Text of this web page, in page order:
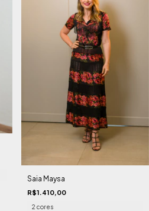
Saia Maysa
R$1.410,00
2 cores